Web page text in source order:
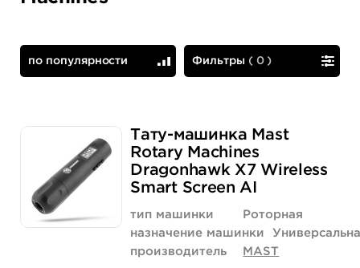
Фильтры (0 )
по популярности
Тату-машинка Mast
Rotary Machines
Dragonhawk X7 Wireless
Smart Screen AI
тип машинки
Роторная
назначение машинки
производитель
MAST